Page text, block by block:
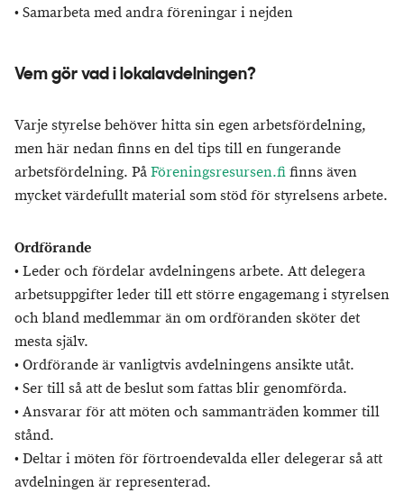
• Samarbeta med andra föreningar i nejden
Vem gör vad i lokalavdelningen?
Varje styrelse behöver hitta sin egen arbetsfördelning,
men här nedan finns en del tips till en fungerande
arbetsfördelning. PåFöreningsresursen.fifinns även
mycket värdefullt material som stöd för styrelsens arbete.
Ordförande
• Leder och fördelar avdelningens arbete. Att delegera
arbetsuppgifter leder till ett större engagemang i styrelsen
och bland medlemmar än om ordföranden sköter det
mesta själv.
• Ordförande är vanligtvis avdelningens ansikte utåt.
• Ser till så att de beslut som fattas blir genomförda.
• Ansvarar för att möten och sammanträden kommer till
stånd.
• Deltar i möten för förtroendevalda eller delegerar så att
avdelningen är representerad.